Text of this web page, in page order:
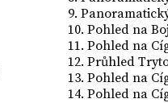
9.
10. Pohled na
11. Pohled na
12. Průhled
13. Pohled na
14. Pohled na